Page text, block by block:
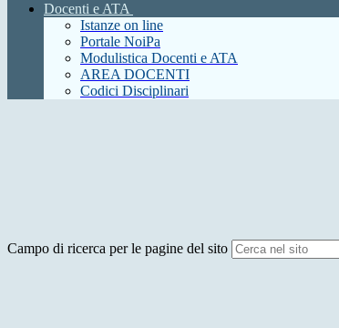
Docenti e ATA
Istanze on line
Portale NoiPa
Modulistica Docenti e ATA
AREA DOCENTI
Codici Disciplinari
Campo di ricerca per le pagine del sito